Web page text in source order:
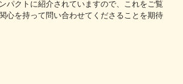
パクトに紹介されていますので、これをご覧
心を持って問い合わせてくださることを期待